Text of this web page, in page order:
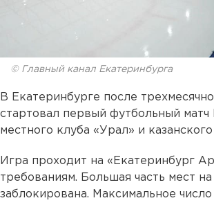
© Главный канал Екатеринбурга
В Екатеринбурге после
стартовал первый футбольный матч
местного клуба «Урал» и
Игра проходит на «Екатеринбург
требованиям. Большая часть мест
заблокирована. Максимальное